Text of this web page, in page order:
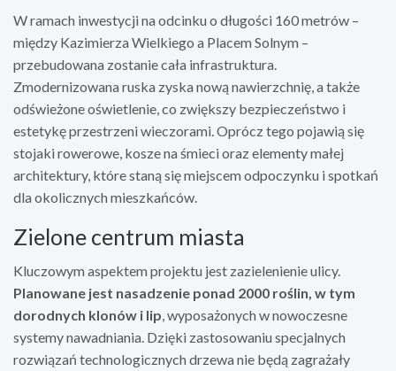
W ramach inwestycji na odcinku o długości 160 metrów –
między Kazimierza Wielkiego a Placem Solnym –
przebudowana zostanie cała infrastruktura.
Zmodernizowana ruska zyska nową nawierzchnię, a także
odświeżone oświetlenie, co zwiększy bezpieczeństwo i
estetykę przestrzeni wieczorami. Oprócz tego pojawią się
stojaki rowerowe, kosze na śmieci oraz elementy małej
architektury, które staną się miejscem odpoczynku i spotkań
dla okolicznych mieszkańców.
Zielone centrum miasta
Kluczowym aspektem projektu jest zazielenienie ulicy.
Planowane jest nasadzenie ponad 2000 roślin, w tym
dorodnych klonów i lip, wyposażonych w nowoczesne
systemy nawadniania. Dzięki zastosowaniu specjalnych
rozwiązań technologicznych drzewa nie będą zagrażały